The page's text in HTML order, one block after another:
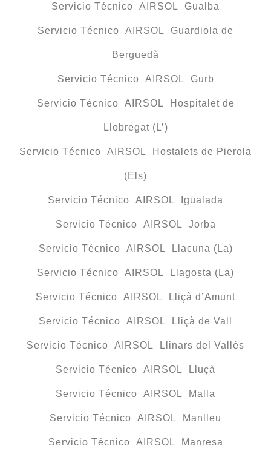
Servicio Técnico AIRSOL Gualba
Servicio Técnico AIRSOL Guardiola de
Berguedà
Servicio Técnico AIRSOL Gurb
Servicio Técnico AIRSOL Hospitalet de
Llobregat (L’)
Servicio Técnico AIRSOL Hostalets de Pierola
(Els)
Servicio Técnico AIRSOL Igualada
Servicio Técnico AIRSOL Jorba
Servicio Técnico AIRSOL Llacuna (La)
Servicio Técnico AIRSOL Llagosta (La)
Servicio Técnico AIRSOL Lliçà d’Amunt
Servicio Técnico AIRSOL Lliçà de Vall
Servicio Técnico AIRSOL Llinars del Vallès
Servicio Técnico AIRSOL Lluçà
Servicio Técnico AIRSOL Malla
Servicio Técnico AIRSOL Manlleu
Servicio Técnico AIRSOL Manresa